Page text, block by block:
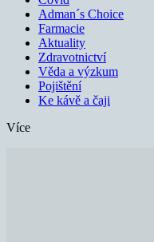
Adman´s Choice
Farmacie
Aktuality
Zdravotnictví
Věda a výzkum
Pojištění
Ke kávě a čaji
Více